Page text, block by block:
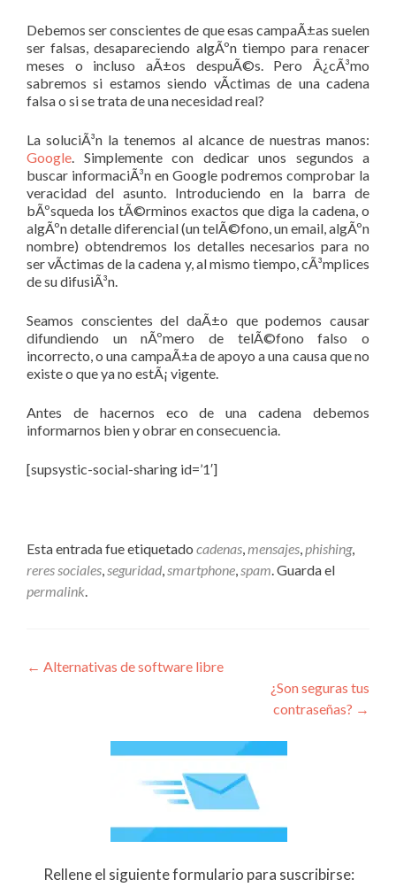
Debemos ser conscientes de que esas campaÃ±as suelen
ser falsas, desapareciendo algÃºn tiempo para renacer
meses o incluso aÃ±os despuÃ©s. Pero Â¿cÃ³mo
sabremos si estamos siendo vÃ­ctimas de una cadena
falsa o si se trata de una necesidad real?
La soluciÃ³n la tenemos al alcance de nuestras manos:
Google. Simplemente con dedicar unos segundos a
buscar informaciÃ³n en Google podremos comprobar la
veracidad del asunto. Introduciendo en la barra de
bÃºsqueda los tÃ©rminos exactos que diga la cadena, o
algÃºn detalle diferencial (un telÃ©fono, un email, algÃºn
nombre) obtendremos los detalles necesarios para no
ser vÃ­ctimas de la cadena y, al mismo tiempo, cÃ³mplices
de su difusiÃ³n.
Seamos conscientes del daÃ±o que podemos causar
difundiendo un nÃºmero de telÃ©fono falso o
incorrecto, o una campaÃ±a de apoyo a una causa que no
existe o que ya no estÃ¡ vigente.
Antes de hacernos eco de una cadena debemos
informarnos bien y obrar en consecuencia.
[supsystic-social-sharing id=’1′]
Esta entrada fue etiquetado cadenas,mensajes,phishing,
reres sociales,seguridad,smartphone,spam. Guarda el
permalink.
Navegación
entradas
← Alternativas de software libre
¿Son seguras tus
contraseñas? →
Rellene el siguiente formulario para suscribirse: